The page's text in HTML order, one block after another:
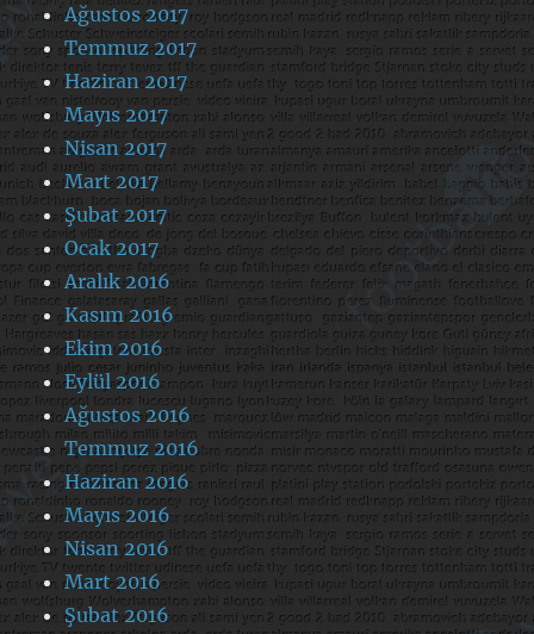
Ağustos 2017
Temmuz 2017
Haziran 2017
Mayıs 2017
Nisan 2017
Mart 2017
Şubat 2017
Ocak 2017
Aralık 2016
Kasım 2016
Ekim 2016
Eylül 2016
Ağustos 2016
Temmuz 2016
Haziran 2016
Mayıs 2016
Nisan 2016
Mart 2016
Şubat 2016